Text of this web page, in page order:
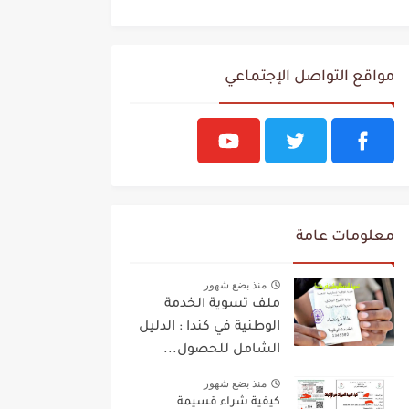
مواقع التواصل الإجتماعي
معلومات عامة
منذ بضع شهور
ملف تسوية الخدمة
الوطنية في كندا : الدليل
الشامل للحصول...
منذ بضع شهور
كيفية شراء قسيمة